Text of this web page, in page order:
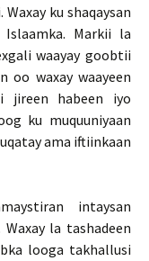
ku shaqaysan
Markii la
waayay goobtii
oo waxay waayeen
jireen habeen iyo
ku muquuniyaan
ama iftiinkaan
intaysan
la tashadeen
looga takhallusi